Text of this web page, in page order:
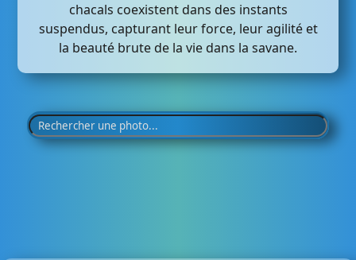
chacals coexistent dans des instants
suspendus, capturant leur force, leur agilité et
la beauté brute de la vie dans la savane.